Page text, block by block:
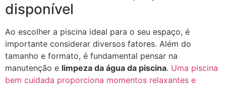
disponível
Ao escolher a piscina ideal para o seu espaço, é
importante considerar diversos fatores. Além do
tamanho e formato, é fundamental pensar na
manutenção e limpeza da água da piscina. Uma piscina
bem cuidada proporciona momentos relaxantes e